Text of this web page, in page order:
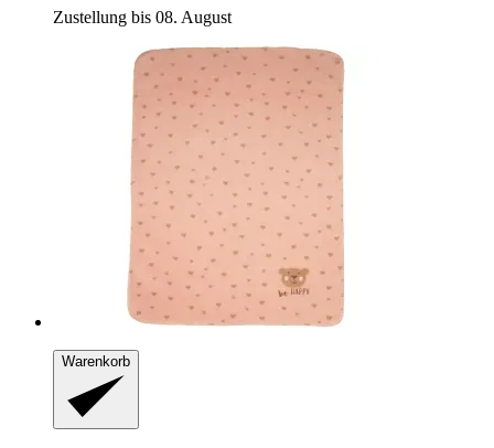
Zustellung bis 08. August
Warenkorb